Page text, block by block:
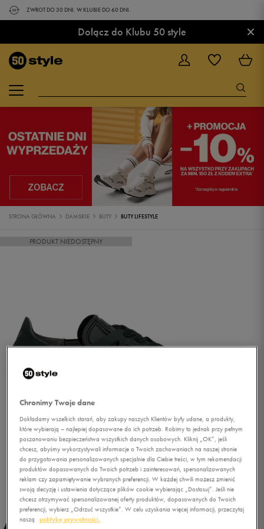
ZWROT DO 30 DNI. W KLUBIE DO 60 DNI.
Dołącz do Klubu 50 style ×
STRONA GŁÓWNA DAMSKIE BUTY BUTY LIFESTYLE
PRODUKT NIEDOSTĘPNY
Chronimy Twoje dane
Dokładamy wszelkich starań, aby zakupy naszych Klientów były udane, a produkty,
które wybierają – najlepiej dopasowane do ich potrzeb. Robimy to jednak przy pełnym
poszanowaniu bezpieczeństwa wszystkich danych osobowych. Kliknij „OK”, jeśli
chcesz, abyśmy wykorzystywali informacje o Twoich zachowaniach na naszej stronie
do przygotowania personalizowanych specjalnie dla Ciebie treści, w tym rekomendacji
produktów dopasowanych do Twoich potrzeb i zainteresowań, spersonalizowanych
reklam czy zapamiętywanie wybranych preferencji. W każdej chwili możesz zmienić
swoją decyzję i ustawienia dotyczące plików cookie wybierając „Dostosuj”. Jeśli nie
chcesz otrzymywać spersonalizowanej oferty produktów, dopasowanych do Twoich
preferencji, wybierz „Odrzuć wszystkie”. W celu uzyskania więcej informacji, przeczytaj
naszą
politykę prywatności.